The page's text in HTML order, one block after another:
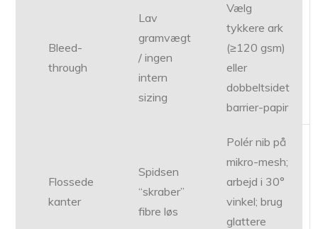
Bleed-
through
Lav
gramvægt
/ ingen
intern
sizing
Vælg
tykkere ark
(≥120 gsm)
eller
dobbeltsidet
barrier-papir
Flossede
kanter
Spidsen
“skraber”
fibre løs
Polér nib på
mikro-mesh;
arbejd i 30°
vinkel; brug
glattere